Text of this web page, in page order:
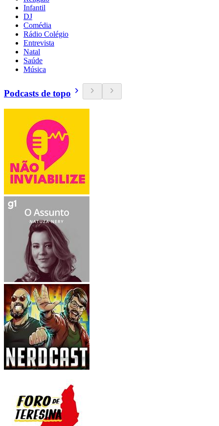
Infantil
DJ
Comédia
Rádio Colégio
Entrevista
Natal
Saúde
Música
Podcasts de topo